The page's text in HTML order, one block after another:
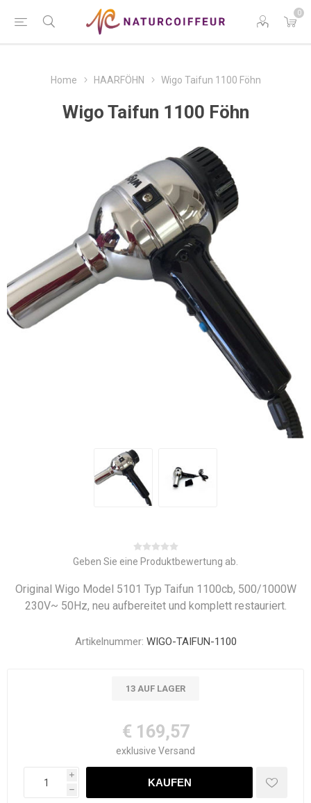
0
Home HAARFÖHN Wigo Taifun 1100 Föhn
Wigo Taifun 1100 Föhn
Geben Sie eine Produktbewertung ab.
Original Wigo Model 5101 Typ Taifun 1100cb, 500/1000W
230V~ 50Hz, neu aufbereitet und komplett restauriert.
Artikelnummer: WIGO-TAIFUN-1100
13 AUF LAGER
€ 169,57
exklusive Versand
i
h